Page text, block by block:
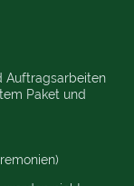
Auftragsarbeiten
Paket und